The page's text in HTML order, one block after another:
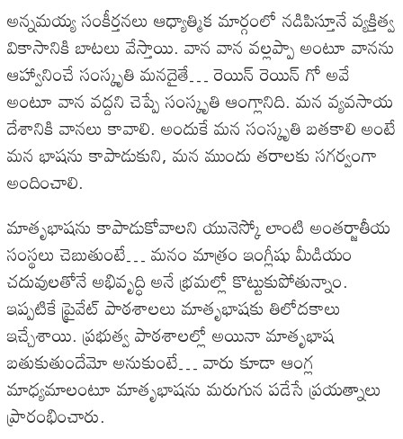
అన్నమయ్య సంకీర్తనలు ఆధ్యాత్మిక మార్గంలో నడిపిస్తూనే వ్యక్తిత్వ
వికాసానికి బాటలు వేస్తాయి. వాన వాన వల్లప్పా అంటూ వానను
ఆహ్వానించే సంస్కృతి మనదైతే… రెయిన్ రెయిన్ గో అవే
అంటూ వాన వద్దని చెప్పే సంస్కృతి ఆంగ్లానిది. మన వ్యవసాయ
దేశానికి వానలు కావాలి. అందుకే మన సంస్కృతి బతకాలి అంటే
మన భాషను కాపాడుకుని, మన ముందు తరాలకు సగర్వంగా
అందించాలి.
మాతృభాషను కాపాడుకోవాలని యునెస్కో లాంటి అంతర్జాతీయ
సంస్థలు చెబుతుంటే… మనం మాత్రం ఇంగ్లీషు మీడియం
చదువులతోనే అభివృద్ధి అనే భ్రమల్లో కొట్టుకుపోతున్నాం.
ఇప్పటికే ప్రైవేట్ పాఠశాలలు మాతృభాషకు తిలోదకాలు
ఇచ్చేశాయి. ప్రభుత్వ పాఠశాలల్లో అయినా మాతృభాష
బతుకుతుందేమో అనుకుంటే… వారు కూడా ఆంగ్ల
మాధ్యమాలంటూ మాతృభాషను మరుగున పడేసే ప్రయత్నాలు
ప్రారంభించారు.